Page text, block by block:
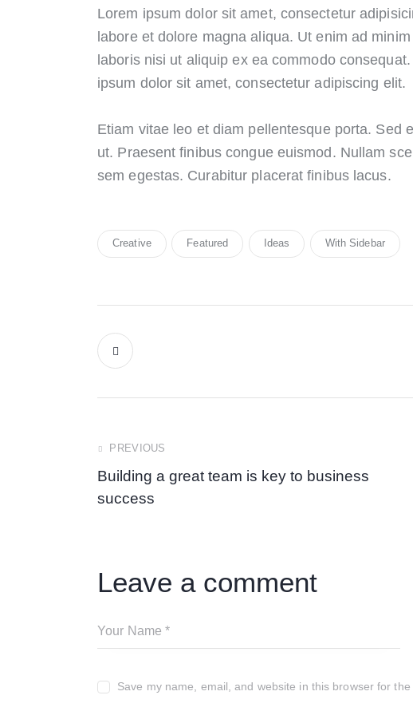
Lorem ipsum dolor sit amet, consectetur
labore et dolore magna aliqua. Ut enim ad
laboris nisi ut aliquip ex ea commodo
ipsum dolor sit amet, consectetur adipiscing elit.
Etiam vitae leo et diam pellentesque porta. Sed
ut. Praesent finibus congue euismod. Nullam
sem egestas. Curabitur placerat finibus lacus.
Creative Featured Ideas With Sidebar
Post
navigation
PREVIOUS
Building a great team is key to business
success
Leave a comment
Save my name, email, and website in this browser for